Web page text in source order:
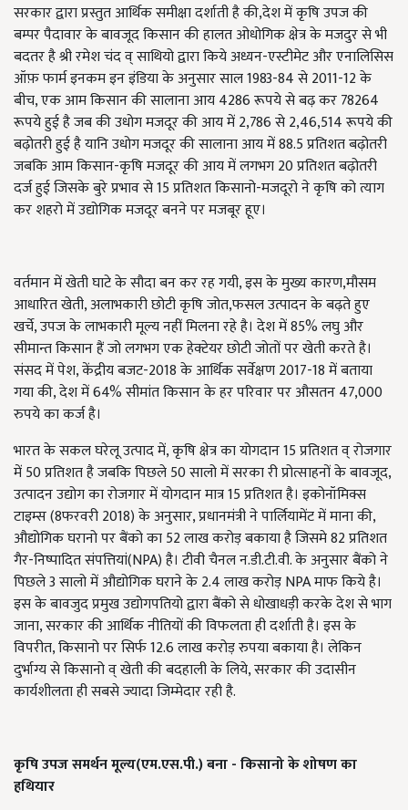
सरकार द्वारा प्रस्तुत आर्थिक समीक्षा दर्शाती है की,देश में कृषि उपज की
बम्पर पैदावार के बावजूद किसान की हालत ओधोगिक क्षेत्र के मजदुर से भी
बदतर है श्री रमेश चंद व् साथियो द्वारा किये अध्यन-एस्टीमेट और एनालिसिस
ऑफ़ फार्म इनकम इन इंडिया के अनुसार साल 1983-84 से 2011-12 के
बीच, एक आम किसान की सालाना आय 4286 रूपये से बढ़ कर 78264
रूपये हुई है जब की उधोग मजदूर की आय में 2,786 से 2,46,514 रूपये की
बढ़ोतरी हुई है यानि उधोग मजदूर की सालाना आय में 88.5 प्रतिशत बढ़ोतरी
जबकि आम किसान-कृषि मजदूर की आय में लगभग 20 प्रतिशत बढ़ोतरी
दर्ज हुई जिसके बुरे प्रभाव से 15 प्रतिशत किसानो-मजदूरो ने कृषि को त्याग
कर शहरो में उद्योगिक मजदूर बनने पर मजबूर हूए।
वर्तमान में खेती घाटे के सौदा बन कर रह गयी, इस के मुख्य कारण,मौसम
आधारित खेती, अलाभकारी छोटी कृषि जोत,फसल उत्पादन के बढ़ते हुए
खर्चे, उपज के लाभकारी मूल्य नहीं मिलना रहे है। देश में 85% लघु और
सीमान्त किसान हैं जो लगभग एक हेक्टेयर छोटी जोतों पर खेती करते है।
संसद में पेश, केंद्रीय बजट-2018 के आर्थिक सर्वेक्षण 2017-18 में बताया
गया की, देश में 64% सीमांत किसान के हर परिवार पर औसतन 47,000
रुपये का कर्ज है।
भारत के सकल घरेलू उत्पाद में, कृषि क्षेत्र का योगदान 15 प्रतिशत व् रोजगार
में 50 प्रतिशत है जबकि पिछले 50 सालो में सरका री प्रोत्साहनों के बावजूद,
उत्पादन उद्योग का रोजगार में योगदान मात्र 15 प्रतिशत है। इकोनॉमिक्स
टाइम्स (8फरवरी 2018) के अनुसार, प्रधानमंत्री ने पार्लियामेंट में माना की,
औद्योगिक घरानो पर बैंको का 52 लाख करोड़ बकाया है जिसमे 82 प्रतिशत
गैर-निष्पादित संपत्तियां(NPA) है। टीवी चैनल न.डी.टी.वी. के अनुसार बैंको ने
पिछले 3 सालो में औद्योगिक घराने के 2.4 लाख करोड़ NPA माफ किये है।
इस के बावजुद प्रमुख उद्योगपतियो द्वारा बैंको से धोखाधड़ी करके देश से भाग
जाना,सरकार की आर्थिकनीतियों की विफलता ही दर्शाती है। इस के
विपरीत, किसानो पर सिर्फ 12.6 लाख करोड़ रुपया बकाया है। लेकिन
दुर्भाग्य से किसानो व् खेती की बदहाली के लिये, सरकार की उदासीन
कार्यशीलता ही सबसे ज्यादा जिम्मेदार रही है.
कृषि उपजसमर्थनमूल्य(एम.एस.पी.) बना-किसानो के शोषण का
हथियार